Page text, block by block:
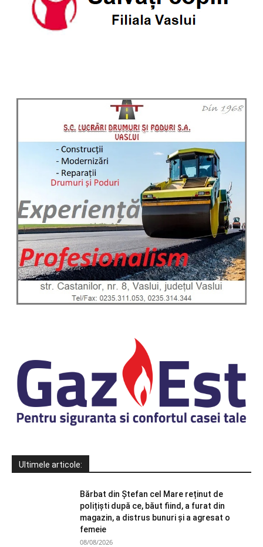
Ultimele articole:
Bărbat din Ștefan cel Mare reținut de
polițiști după ce, băut fiind, a furat din
magazin, a distrus bunuri și a agresat o
femeie
08/08/2026